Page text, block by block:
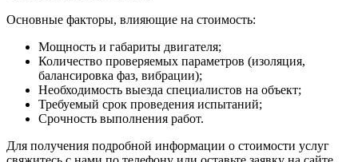
Основные факторы, влияющие на стоимость:
Мощность и габариты двигателя;
Количество проверяемых параметров (изоляция,
балансировка фаз, вибрации);
Необходимость выезда специалистов на объект;
Требуемый срок проведения испытаний;
Срочность выполнения работ.
Для получения подробной информации о стоимости услуг